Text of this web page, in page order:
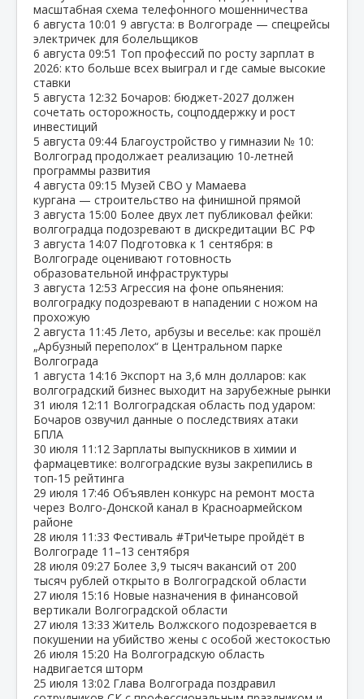
масштабная схема телефонного мошенничества
6 августа 10:01 9 августа: в Волгограде — спецрейсы
электричек для болельщиков
6 августа 09:51 Топ профессий по росту зарплат в
2026: кто больше всех выиграл и где самые высокие
ставки
5 августа 12:32 Бочаров: бюджет‑2027 должен
сочетать осторожность, соцподдержку и рост
инвестиций
5 августа 09:44 Благоустройство у гимназии № 10:
Волгоград продолжает реализацию 10‑летней
программы развития
4 августа 09:15 Музей СВО у Мамаева
кургана — строительство на финишной прямой
3 августа 15:00 Более двух лет публиковал фейки:
волгоградца подозревают в дискредитации ВС РФ
3 августа 14:07 Подготовка к 1 сентября: в
Волгограде оценивают готовность
образовательной инфраструктуры
3 августа 12:53 Агрессия на фоне опьянения:
волгоградку подозревают в нападении с ножом на
прохожую
2 августа 11:45 Лето, арбузы и веселье: как прошёл
„Арбузный переполох“ в Центральном парке
Волгограда
1 августа 14:16 Экспорт на 3,6 млн долларов: как
волгоградский бизнес выходит на зарубежные рынки
31 июля 12:11 Волгоградская область под ударом:
Бочаров озвучил данные о последствиях атаки
БПЛА
30 июля 11:12 Зарплаты выпускников в химии и
фармацевтике: волгоградские вузы закрепились в
топ‑15 рейтинга
29 июля 17:46 Объявлен конкурс на ремонт моста
через Волго‑Донской канал в Красноармейском
районе
28 июля 11:33 Фестиваль #ТриЧетыре пройдёт в
Волгограде 11–13 сентября
28 июля 09:27 Более 3,9 тысяч вакансий от 200
тысяч рублей открыто в Волгоградской области
27 июля 15:16 Новые назначения в финансовой
вертикали Волгоградской области
27 июля 13:33 Житель Волжского подозревается в
покушении на убийство жены с особой жестокостью
26 июля 15:20 На Волгоградскую область
надвигается шторм
25 июля 13:02 Глава Волгограда поздравил